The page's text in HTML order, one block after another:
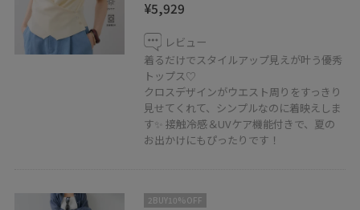
いただくと、【お気に入り】タブから投稿をご覧頂きや
すくなります！
ぜひお試しください❤️
LINEで在庫のお問い合わせや商品、コーディネートのご
相談など是非お気軽にお問い合わせくださいませ。
LINEでラゾーナ川崎VISスタッフにご相談は【友だち追
¥5,929
レビュー
着るだけでスタイルアップ見えが叶う優秀
トップス♡
クロスデザインがウエスト周りをすっきり
見せてくれて、シンプルなのに着映えしま
す✨ 接触冷感＆UVケア機能付きで、夏の
お出かけにもぴったりです！
2BUY10%OFF